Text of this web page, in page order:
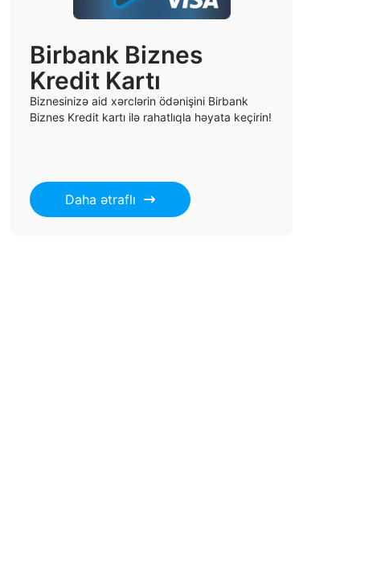
Birbank Biznes
Kredit Kartı
Biznesinizə aid xərclərin ödənişini Birbank
Biznes Kredit kartı ilə rahatlıqla həyata keçirin!
Daha ətraflı